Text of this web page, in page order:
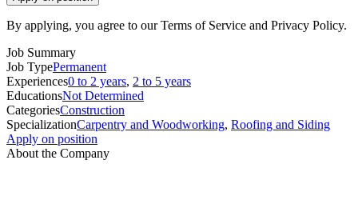
By applying, you agree to our Terms of Service and Privacy Policy.
Job Summary
Job TypePermanent
Experiences0 to 2 years, 2 to 5 years
EducationsNot Determined
CategoriesConstruction
SpecializationCarpentry and Woodworking, Roofing and Siding
Apply on position
About the Company